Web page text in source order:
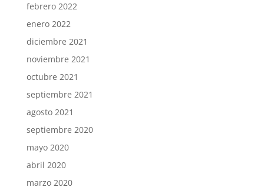
febrero 2022
enero 2022
diciembre 2021
noviembre 2021
octubre 2021
septiembre 2021
agosto 2021
septiembre 2020
mayo 2020
abril 2020
marzo 2020